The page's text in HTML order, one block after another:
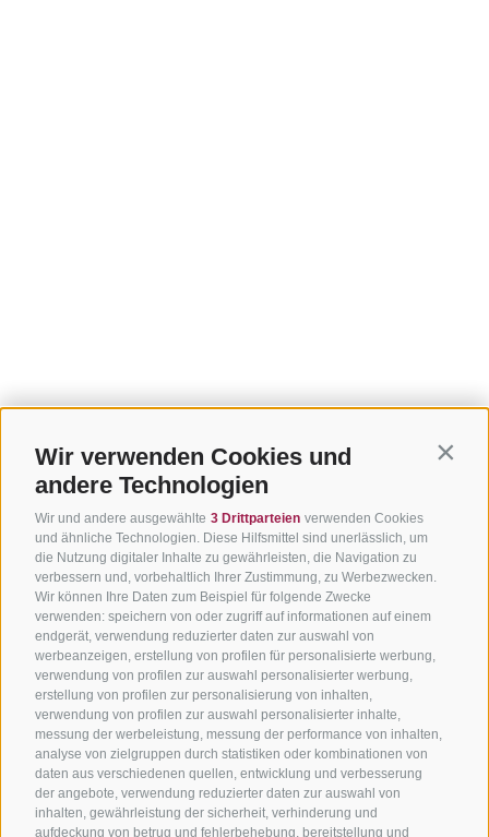
Wir verwenden Cookies und
andere Technologien
Wir und andere ausgewählte 3 Drittparteien verwenden Cookies
und ähnliche Technologien. Diese Hilfsmittel sind unerlässlich, um
die Nutzung digitaler Inhalte zu gewährleisten, die Navigation zu
verbessern und, vorbehaltlich Ihrer Zustimmung, zu Werbezwecken.
Wir können Ihre Daten zum Beispiel für folgende Zwecke
verwenden: speichern von oder zugriff auf informationen auf einem
endgerät, verwendung reduzierter daten zur auswahl von
werbeanzeigen, erstellung von profilen für personalisierte werbung,
verwendung von profilen zur auswahl personalisierter werbung,
erstellung von profilen zur personalisierung von inhalten,
verwendung von profilen zur auswahl personalisierter inhalte,
messung der werbeleistung, messung der performance von inhalten,
analyse von zielgruppen durch statistiken oder kombinationen von
daten aus verschiedenen quellen, entwicklung und verbesserung
der angebote, verwendung reduzierter daten zur auswahl von
inhalten, gewährleistung der sicherheit, verhinderung und
aufdeckung von betrug und fehlerbehebung, bereitstellung und